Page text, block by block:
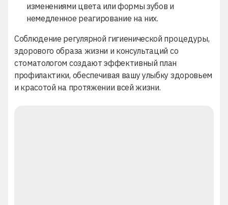
изменениями цвета или формы зубов и
немедленное реагирование на них.
Соблюдение регулярной гигиенической процедуры,
здорового образа жизни и консультаций со
стоматологом создают эффективный план
профилактики, обеспечивая вашу улыбку здоровьем
и красотой на протяжении всей жизни.